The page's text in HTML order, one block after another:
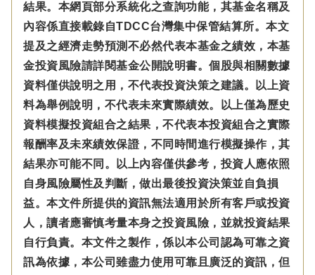
結果。本網頁部分系統化之查詢功能，其基金名稱及
內容係直接載錄自TDCC台灣集中保管結算所。本文
提及之經濟走勢預測不必然代表本基金之績效，本基
金投資風險請詳閱基金公開說明書。個股與相關數據
資料僅供說明之用，不代表投資決策之建議。以上資
料為舉例說明，不代表未來實際績效。以上僅為歷史
資料模擬投資組合之結果，不代表本投資組合之實際
報酬率及未來績效保證，不同時間進行模擬操作，其
結果亦可能不同。以上內容僅供參考，投資人應依照
自身風險屬性及判斷，做出最後投資決策並自負損
益。本文件所提供的資訊無法適用於所有客戶或投資
人，讀者應審慎考量本身之投資風險，並就投資結果
自行負責。本文件之製作，係以本公司認為可靠之資
訊為依據，本公司雖盡力使用可靠且廣泛的資訊，但